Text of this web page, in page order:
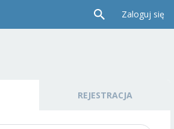
Zaloguj się
REJESTRACJA